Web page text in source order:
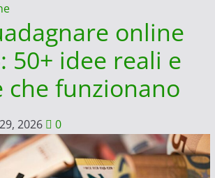
online
50+ idee reali e
che funzionano
2026 0